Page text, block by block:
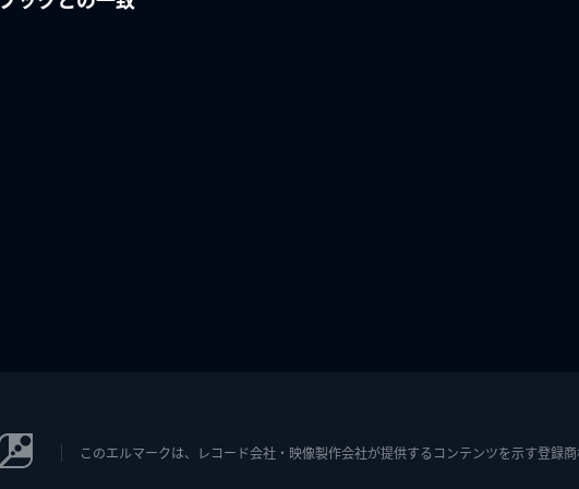
このエルマークは、レコード会社・映像製作会社が提供するコンテンツを示す登録